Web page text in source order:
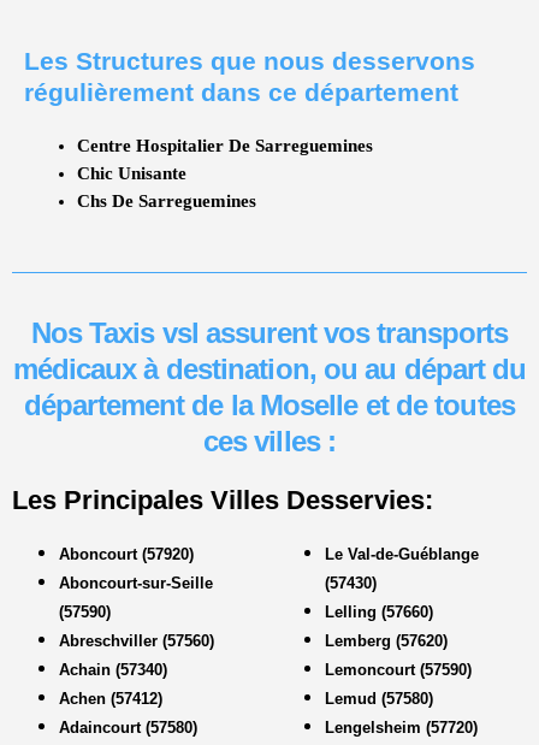
Les Structures que nous desservons
régulièrement dans ce département
Centre Hospitalier De Sarreguemines
Chic Unisante
Chs De Sarreguemines
Nos Taxis vsl assurent vos transports
médicaux à destination, ou au départ du
département de la Moselle et de toutes
ces villes :
Les Principales Villes Desservies:
Aboncourt (57920)
Aboncourt-sur-Seille
(57590)
Abreschviller (57560)
Achain (57340)
Achen (57412)
Adaincourt (57580)
Le Val-de-Guéblange
(57430)
Lelling (57660)
Lemberg (57620)
Lemoncourt (57590)
Lemud (57580)
Lengelsheim (57720)